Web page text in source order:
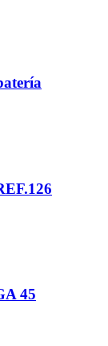
45